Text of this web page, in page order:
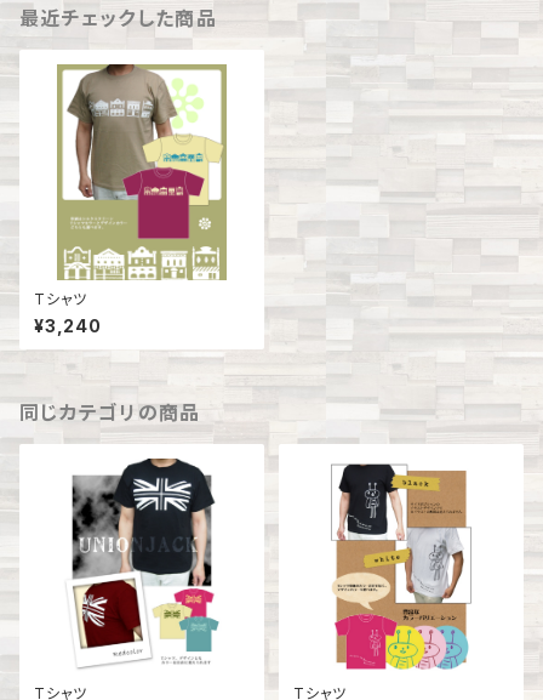
最近チェックした商品
Tシャツ
¥3,240
同じカテゴリの商品
Tシャツ Tシャツ